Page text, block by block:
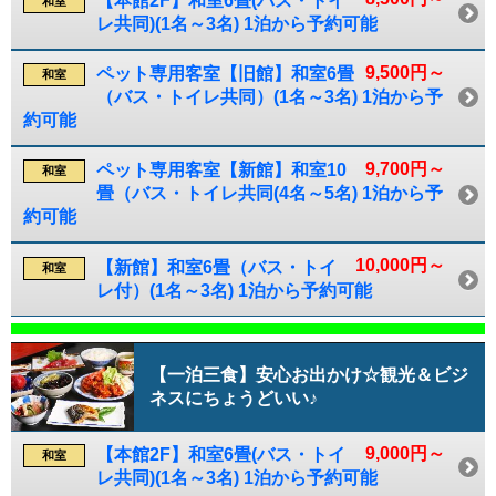
レ共同)(1名～3名) 1泊から予約可能
9,500円～
和室
ペット専用客室【旧館】和室6畳
（バス・トイレ共同）(1名～3名) 1泊から予
約可能
9,700円～
和室
ペット専用客室【新館】和室10
畳（バス・トイレ共同(4名～5名) 1泊から予
約可能
10,000円～
和室
【新館】和室6畳（バス・トイ
レ付）(1名～3名) 1泊から予約可能
【一泊三食】安心お出かけ☆観光＆ビジ
ネスにちょうどいい♪
9,000円～
和室
【本館2F】和室6畳(バス・トイ
レ共同)(1名～3名) 1泊から予約可能